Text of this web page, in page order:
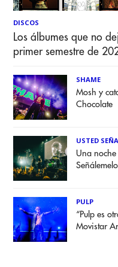
DISCOS
Los álbumes que no
primer semestre de
SHAME
Mosh y
Chocolate
USTED
Una noche
PULP
“Pulp es
Movistar